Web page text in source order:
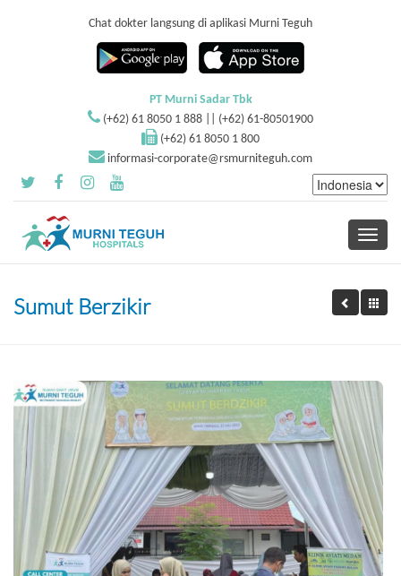
Chat dokter langsung di aplikasi Murni Teguh
PT Murni Sadar Tbk
(+62) 61 8050 1 888 || (+62) 61-80501900
(+62) 61 8050 1 800
informasi-corporate@rsmurniteguh.com
Toggle
Sumut Berzikir